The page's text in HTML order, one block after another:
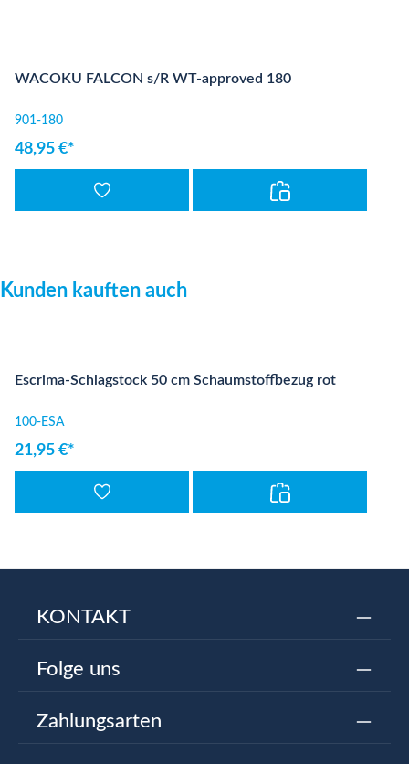
WACOKU FALCON s/R WT-approved 180
901-180
48,95 €*
Produktgalerie überspringen
Kunden kauften auch
Escrima-Schlagstock 50 cm Schaumstoffbezug rot
100-ESA
21,95 €*
KONTAKT
Folge uns
Zahlungsarten